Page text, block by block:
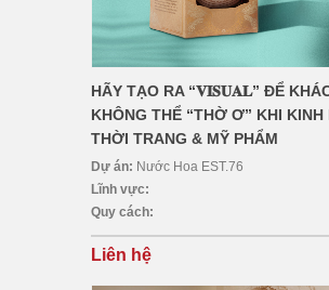
HÃY TẠO RA “𝐕𝐈𝐒𝐔𝐀𝐋” ĐỂ
KHÔNG THỂ “THỜ Ơ” KHI KINH
THỜI TRANG & MỸ PHẨM
Dự án: Nước Hoa EST.76
Lĩnh vực:
Quy cách:
Liên hệ